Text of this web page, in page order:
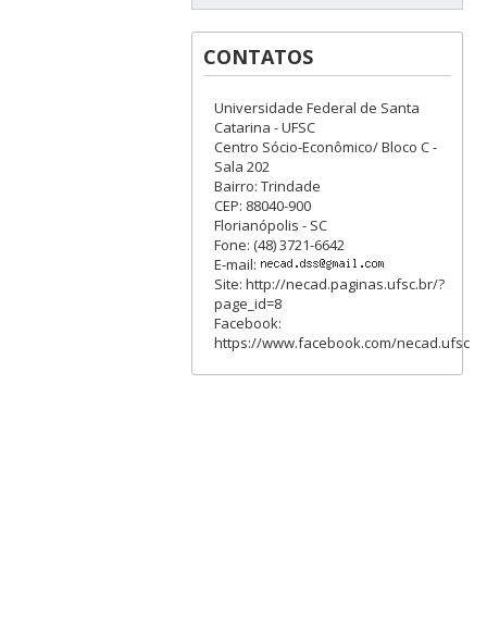
CONTATOS
Universidade Federal de Santa
Catarina - UFSC
Centro Sócio-Econômico/ Bloco C -
Sala 202
Bairro: Trindade
CEP: 88040-900
Florianópolis - SC
Fone: (48) 3721-6642
E-mail:
Site: http://necad.paginas.ufsc.br/?
page_id=8
Facebook:
https://www.facebook.com/necad.ufsc